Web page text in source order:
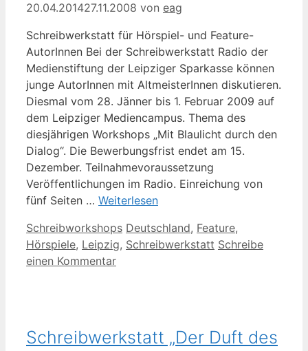
20.04.201427.11.2008 von eag
Schreibwerkstatt für Hörspiel- und Feature-
AutorInnen Bei der Schreibwerkstatt Radio der
Medienstiftung der Leipziger Sparkasse können
junge AutorInnen mit AltmeisterInnen diskutieren.
Diesmal vom 28. Jänner bis 1. Februar 2009 auf
dem Leipziger Mediencampus. Thema des
diesjährigen Workshops „Mit Blaulicht durch den
Dialog“. Die Bewerbungsfrist endet am 15.
Dezember. Teilnahmevoraussetzung
Veröffentlichungen im Radio. Einreichung von
fünf Seiten … Weiterlesen
Kategorien
Schreibworkshops Schlagwörter
Deutschland, Feature,
Hörspiele, Leipzig, Schreibwerkstatt Schreibe
einen Kommentar
Schreibwerkstatt „Der Duft des